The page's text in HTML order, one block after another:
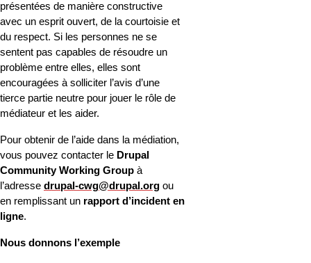
présentées de manière constructive
avec un esprit ouvert, de la courtoisie et
du respect. Si les personnes ne se
sentent pas capables de résoudre un
problème entre elles, elles sont
encouragées à solliciter l’avis d’une
tierce partie neutre pour jouer le rôle de
médiateur et les aider.
Pour obtenir de l’aide dans la médiation,
vous pouvez contacter le Drupal
Community Working Group à
l’adresse drupal-cwg@drupal.org ou
en remplissant un rapport d’incident en
ligne.
Nous donnons l’exemple